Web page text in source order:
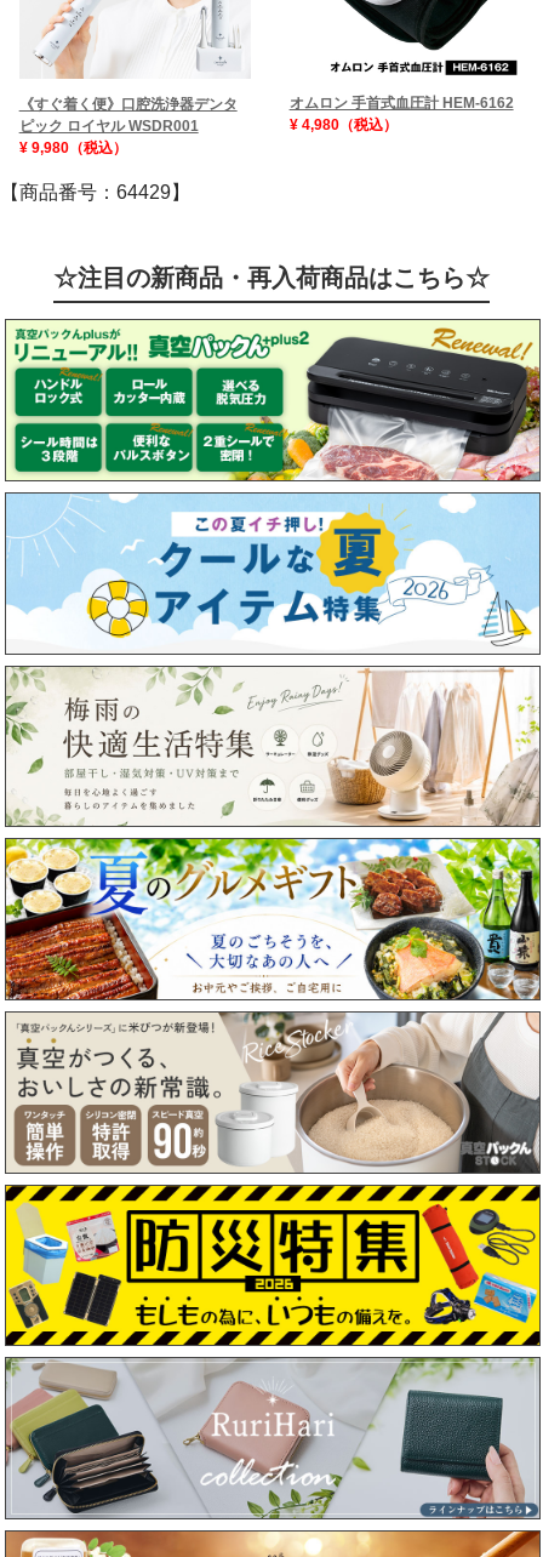
《すぐ着く便》口腔洗浄器デンタ
ピック ロイヤル WSDR001
¥ 9,980（税込）
オムロン 手首式血圧計 HEM-6162
¥ 4,980（税込）
【商品番号：64429】
☆注目の新商品・再入荷商品はこちら☆